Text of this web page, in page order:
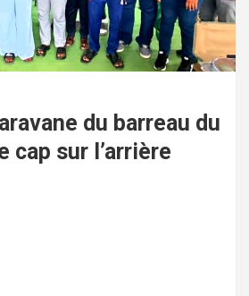
du barreau du
cap sur l’arrière